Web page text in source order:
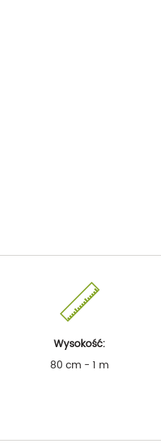
Wysokość:
80 cm - 1 m